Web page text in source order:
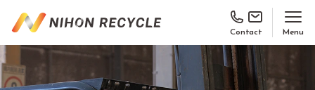
Contact Menu